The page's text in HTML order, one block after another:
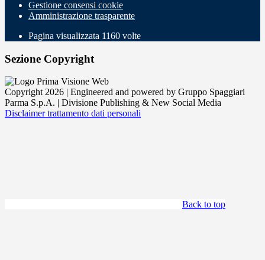
Gestione consensi cookie
Amministrazione trasparente
Pagina visualizzata 1160 volte
Sezione Copyright
Copyright 2026 | Engineered and powered by Gruppo Spaggiari
Parma S.p.A. | Divisione Publishing & New Social Media
Disclaimer trattamento dati personali
Back to top